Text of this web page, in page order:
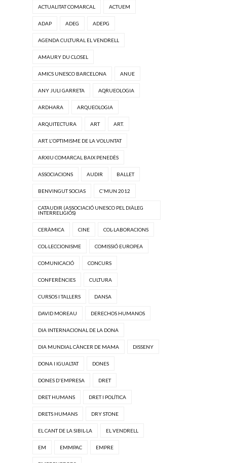
ACTUALITAT COMARCAL ACTUEM
ADAP ADEG ADEPG
AGENDA CULTURAL EL VENDRELL
AMAURY DU CLOSEL
AMICS UNESCO BARCELONA ANUE
ANY JULI GARRETA AQRUEOLOGIA
ARDHARA ARQUEOLOGIA
ARQUITECTURA ART ART.
ART. L'OPTIMISME DE LA VOLUNTAT
ARXIU COMARCAL BAIX PENEDÈS
ASSOCIACIONS AUDIR BALLET
BENVINGUT SOCIAS C'MUN 2012
CATAUDIR (ASSOCIACIÓ UNESCO PEL DIÀLEG
INTERRELIGIÓS)
CERÀMICA CINE COL·LABORACIONS
COL·LECCIONISME COMISSIÓ EUROPEA
COMUNICACIÓ CONCURS
CONFERÈNCIES CULTURA
CURSOS I TALLERS DANSA
DAVID MOREAU DERECHOS HUMANOS
DIA INTERNACIONAL DE LA DONA
DIA MUNDIAL CÀNCER DE MAMA DISSENY
DONA I IGUALTAT DONES
DONES D'EMPRESA DRET
DRET HUMANS DRET I POLÍTICA
DRETS HUMANS DRY STONE
EL CANT DE LA SIBIL·LA EL VENDRELL
EM EMMPAC EMPRE